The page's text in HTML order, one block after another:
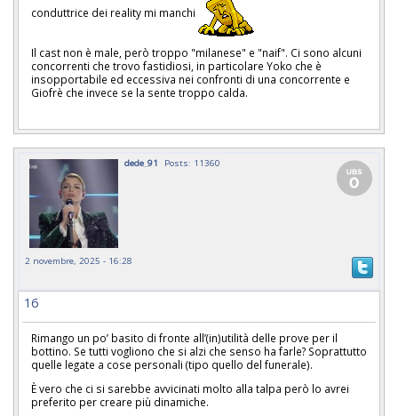
conduttrice dei reality mi manchi
Il cast non è male, però troppo "milanese" e "naif". Ci sono alcuni
concorrenti che trovo fastidiosi, in particolare Yoko che è
insopportabile ed eccessiva nei confronti di una concorrente e
Giofrè che invece se la sente troppo calda.
dede_91 Posts: 11360
2 novembre, 2025 - 16:28
16
Rimango un po’ basito di fronte all’(in)utilità delle prove per il
bottino. Se tutti vogliono che si alzi che senso ha farle? Soprattutto
quelle legate a cose personali (tipo quello del funerale).
È vero che ci si sarebbe avvicinati molto alla talpa però lo avrei
preferito per creare più dinamiche.